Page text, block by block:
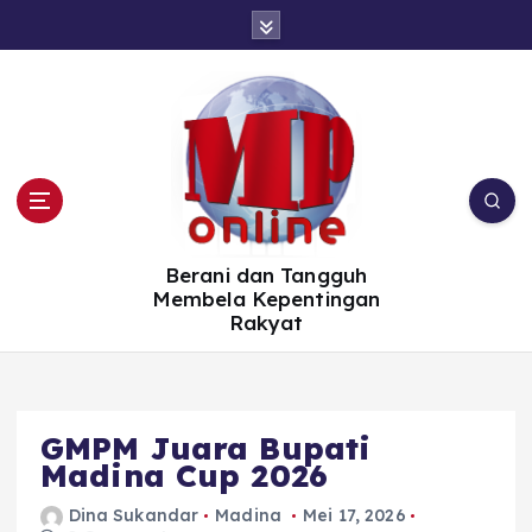
Berani dan Tangguh
Membela Kepentingan
Rakyat
GMPM Juara Bupati
Madina Cup 2026
Dina Sukandar Madina
Mei 17, 2026